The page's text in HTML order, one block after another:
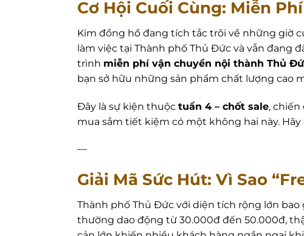
Cơ Hội Cuối Cùng: Miễn
Kim đồng hồ đang tích tắc trôi về những giờ
làm việc tại Thành phố Thủ Đức và vẫn đang
trình miễn phí vận chuyển nội thành Thủ
bạn sở hữu những sản phẩm chất lượng cao
Đây là sự kiện thuộc tuần 4 – chốt sale,
mua sắm tiết kiệm có một không hai này.
—
Giải Mã Sức Hút: Vì Sao
Thành phố Thủ Đức với diện tích rộng lớn
thường dao động từ 30.000đ đến 50.000đ,